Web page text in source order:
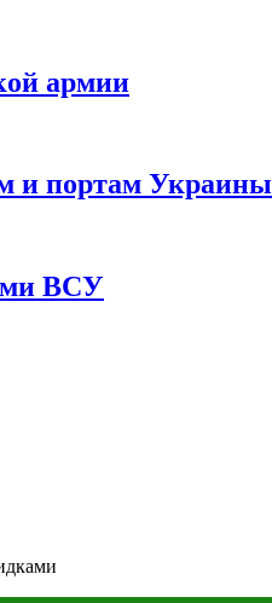
армии
и портам Украины
ВСУ